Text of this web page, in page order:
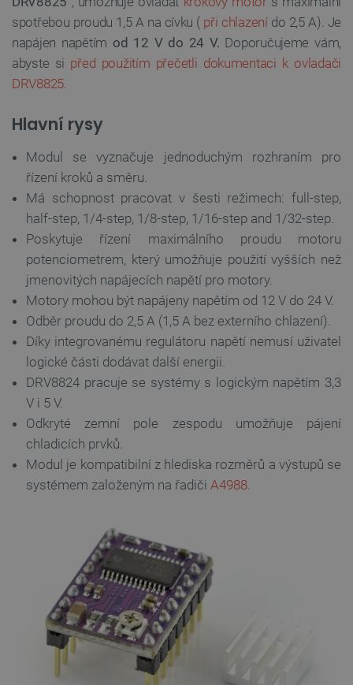
spotřebou proudu 1,5 A na cívku ( při chlazenído 2,5 A). Je
napájen napětím od 12 V do 24 V. Doporučujeme vám,
abyste si před použitím přečetli dokumentaci k ovladači
DRV8825.
Hlavní rysy
Modul se vyznačuje jednoduchým rozhraním pro
řízení kroků a směru.
Má schopnost pracovat v šesti režimech: full-step,
half-step, 1/4-step, 1/8-step, 1/16-step and 1/32-step.
Poskytuje řízení maximálního proudu motoru
potenciometrem, který umožňuje použití vyšších než
jmenovitých napájecích napětí pro motory.
Motory mohou být napájeny napětím od 12 V do 24 V.
Odběr proudu do 2,5 A (1,5 A bez externího chlazení).
Díky integrovanému regulátoru napětí nemusí uživatel
logické části dodávat další energii.
DRV8824 pracuje se systémy s logickým napětím 3,3
V i 5 V.
Odkryté zemní pole zespodu umožňuje pájení
chladicích prvků.
Modul je kompatibilní z hlediska rozměrů a výstupů se
systémem založeným na řadiči A4988.